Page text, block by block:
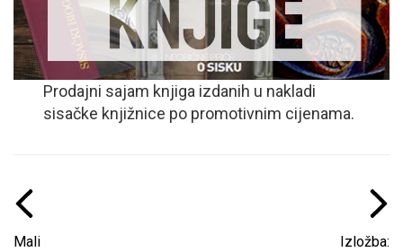
Prodajni sajam knjiga izdanih u nakladi
sisačke knjižnice po promotivnim cijenama.
Mali
Izložba: